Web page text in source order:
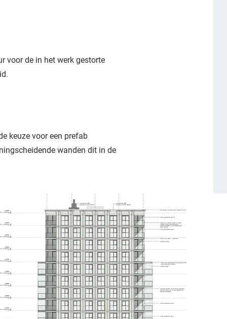
voor de in het werk gestorte
keuze voor een prefab
wanden dit in de